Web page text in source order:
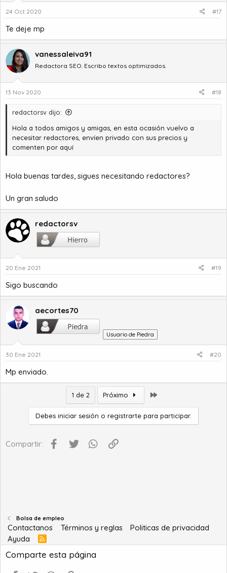
24 Oct 2020 #17
Te deje mp
vanessaleiva91
Redactora SEO. Escribo textos optimizados.
13 Nov 2020 #18
redactorsv dijo:
Hola a todos amigos y amigas, en esta ocasión vuelvo a
necesitar redactores, envíen privado con sus precios y
comenten por aquí
Hola buenas tardes, sigues necesitando redactores?
Un gran saludo
redactorsv
20 Ene 2021 #19
Sigo buscando
aecortes70
Usuario de Piedra
30 Ene 2021 #20
Mp enviado.
1 de 2 Próximo
Debes iniciar sesión o registrarte para participar.
Compartir: Facebook
Twitter WhatsApp
Bolsa de empleo
Contactanos Términos y reglas
Politicas de privacidad
Ayuda
R
S
S
Comparte esta página